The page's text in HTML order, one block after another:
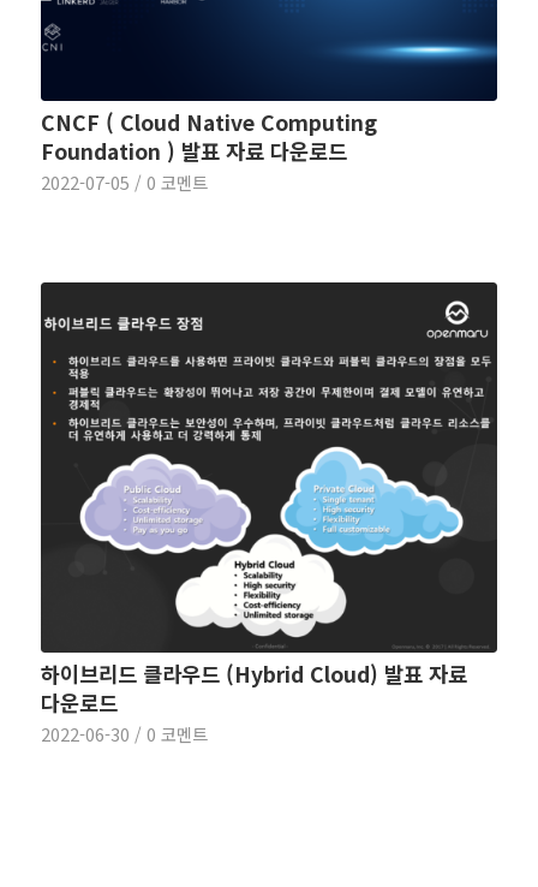
CNCF ( Cloud Native Computing
Foundation ) 발표 자료 다운로드
2022-07-05 / 0 코멘트
하이브리드 클라우드 (Hybrid Cloud) 발표 자료
다운로드
2022-06-30 / 0 코멘트